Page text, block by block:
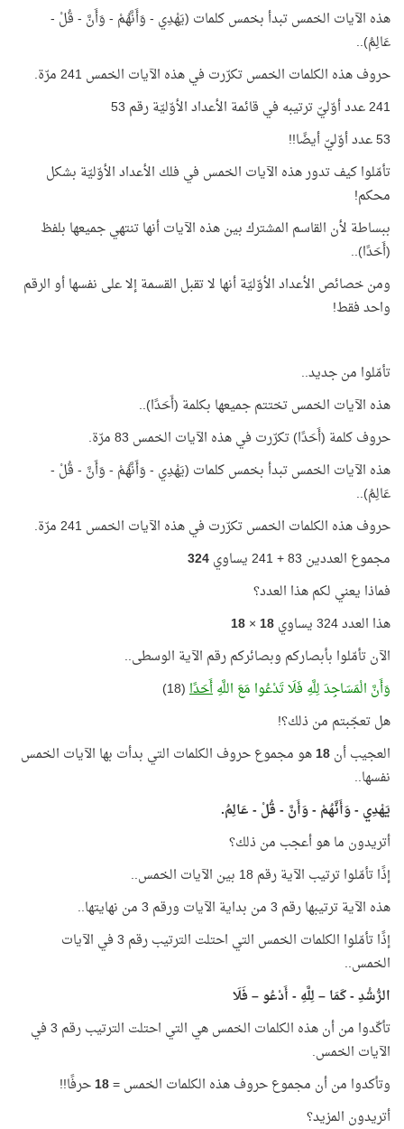
هذه الآيات الخمس تبدأ بخمس كلمات (يَهْدِي - وَأَنَّهُمْ - وَأَنَّ - قُلْ -
عَالِمُ)..
حروف هذه الكلمات الخمس تكرّرت في هذه الآيات الخمس 241 مرّة.
241 عدد أوّليّ ترتيبه في قائمة الأعداد الأوّليّة رقم 53
53 عدد أوّليّ أيضًا!!
تأمّلوا كيف تدور هذه الآيات الخمس في فلك الأعداد الأوّليّة بشكل
محكم!
ببساطة لأن القاسم المشترك بين هذه الآيات أنها تنتهي جميعها بلفظ
(أَحَدًا)..
ومن خصائص الأعداد الأوّليّة أنها لا تقبل القسمة إلا على نفسها أو الرقم
واحد فقط!
تأمّلوا من جديد..
هذه الآيات الخمس تختتم جميعها بكلمة (أَحَدًا)..
حروف كلمة (أَحَدًا) تكرّرت في هذه الآيات الخمس 83 مرّة.
هذه الآيات الخمس تبدأ بخمس كلمات (يَهْدِي - وَأَنَّهُمْ - وَأَنَّ - قُلْ -
عَالِمُ)..
حروف هذه الكلمات الخمس تكرّرت في هذه الآيات الخمس 241 مرّة.
مجموع العددين 83 + 241 يساوي
324
فماذا يعني لكم هذا العدد؟
هذا العدد 324 يساوي
18
×
18
الآن تأمّلوا بأبصاركم وبصائركم رقم الآية الوسطى..
وَأَنَّ الْمَسَاجِدَ لِلَّهِ فَلَا تَدْعُوا مَعَ اللَّهِأَحَدًا(18)
هل تعجّبتم من ذلك؟!
العجيب أن18هو مجموع حروف الكلمات التي بدأت بها الآيات الخمس
نفسها..
يَهْدِي - وَأَنَّهُمْ - وَأَنَّ - قُلْ - عَالِمُ.
أتريدون ما هو أعجب من ذلك؟
إذًا تأمّلوا ترتيب الآية رقم 18 بين الآيات الخمس..
هذه الآية ترتيبها رقم 3 من بداية الآيات ورقم 3 من نهايتها..
إذًا تأمّلوا الكلمات الخمس التي احتلت الترتيب رقم 3 في الآيات
الخمس..
الرُّشْدِ - كَمَا – لِلَّهِ - أَدْعُو – فَلَا
تأكّدوا من أن هذه الكلمات الخمس هي التي احتلت الترتيب رقم 3 في
الآيات الخمس.
وتأكدوا من أن مجموع حروف هذه الكلمات الخمس =18حرفًا!!
أتريدون المزيد؟